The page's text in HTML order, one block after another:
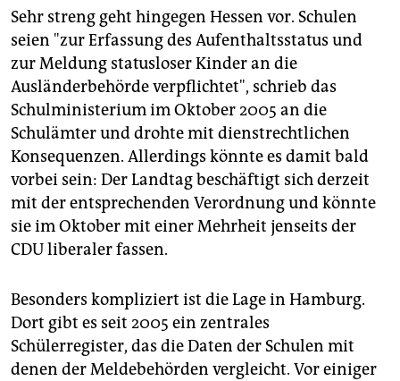
Sehr streng geht hingegen Hessen vor. Schulen
seien "zur Erfassung des Aufenthaltsstatus und
zur Meldung statusloser Kinder an die
Ausländerbehörde verpflichtet", schrieb das
Schulministerium im Oktober 2005 an die
Schulämter und drohte mit dienstrechtlichen
Konsequenzen. Allerdings könnte es damit bald
vorbei sein: Der Landtag beschäftigt sich derzeit
mit der entsprechenden Verordnung und könnte
sie im Oktober mit einer Mehrheit jenseits der
CDU liberaler fassen.
Besonders kompliziert ist die Lage in Hamburg.
Dort gibt es seit 2005 ein zentrales
Schülerregister, das die Daten der Schulen mit
denen der Meldebehörden vergleicht. Vor einiger